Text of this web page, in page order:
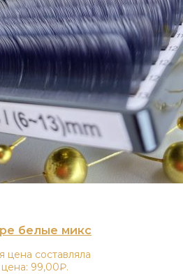
белые микс
цена составляла
99,00₽.